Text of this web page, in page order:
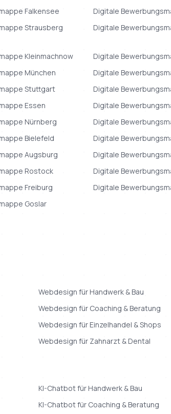
Falkensee Digitale
Strausberg Digitale
Kleinmachnow Digitale
München Digitale
Stuttgart Digitale
Essen Digitale
Nürnberg Digitale
Bielefeld Digitale
Augsburg Digitale
Rostock Digitale
Freiburg Digitale
Goslar
Webdesign fürHandwerk & Bau
Webdesign für Coaching & Beratung
Webdesign fürEinzelhandel & Shops
Webdesign für Zahnarzt & Dental
KI-ChatbotfürHandwerk & Bau
KI-Chatbotfür Coaching & Beratung